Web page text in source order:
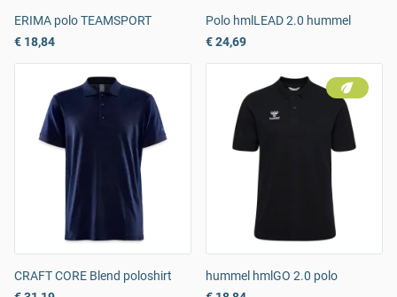
ERIMA polo TEAMSPORT
€ 18,84
Polo hmlLEAD 2.0 hummel
€ 24,69
CRAFT CORE Blend poloshirt
hummel hmlGO 2.0 polo